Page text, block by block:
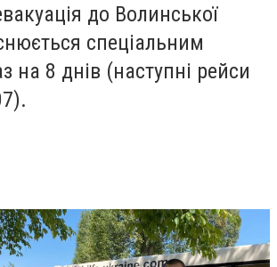
до Волинської
спеціальним
на 8 днів (наступні рейси